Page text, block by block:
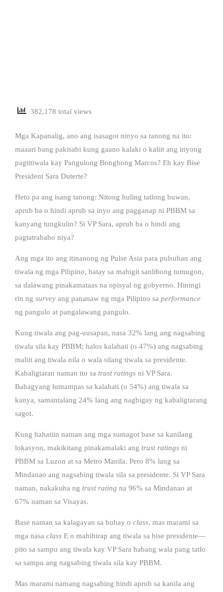
382,178 total views
Mga Kapanalig, ano ang isasagot ninyo sa tanong na ito:
maaari bang pakisabi kung gaano kalaki o kaliit ang inyong
pagtitiwala kay Pangulong Bongbong Marcos? Eh kay Bise
President Sara Duterte?
Heto pa ang isang tanong: Nitong huling tatlong buwan,
aprub ba o hindi aprub sa inyo ang pagganap ni PBBM sa
kanyang tungkulin? Si VP Sara, aprub ba o hindi ang
pagtatrabaho niya?
Ang mga ito ang itinanong ng Pulse Asia para pulsuhan ang
tiwala ng mga Pilipino, batay sa mahigit sanlibong tumugon,
sa dalawang pinakamataas na opisyal ng gobyerno. Hiningi
rin ng survey ang pananaw ng mga Pilipino sa performance
ng pangulo at pangalawang pangulo.
Kung tiwala ang pag-uusapan, nasa 32% lang ang nagsabing
tiwala sila kay PBBM; halos kalahati (o 47%) ang nagsabing
maliit ang tiwala nila o wala silang tiwala sa presidente.
Kabaligtaran naman ito sa trust ratings ni VP Sara.
Bahagyang lumampas sa kalahati (o 54%) ang tiwala sa
kanya, samantalang 24% lang ang nagbigay ng kabaligtarang
sagot.
Kung hahatiin naman ang mga sumagot base sa kanilang
lokasyon, makikitang pinakamalaki ang trust ratings ni
PBBM sa Luzon at sa Metro Manila. Pero 8% lang sa
Mindanao ang nagsabing tiwala sila sa presidente. Si VP Sara
naman, nakakuha ng trust rating na 96% sa Mindanao at
67% naman sa Visayas.
Base naman sa kalagayan sa buhay o class, mas marami sa
mga nasa class E o mahihirap ang tiwala sa bise presidente—
pito sa sampu ang tiwala kay VP Sara habang wala pang tatlo
sa sampu ang nagsabing tiwala sila kay PBBM.
Mas marami namang nagsabing hindi aprub sa kanila ang